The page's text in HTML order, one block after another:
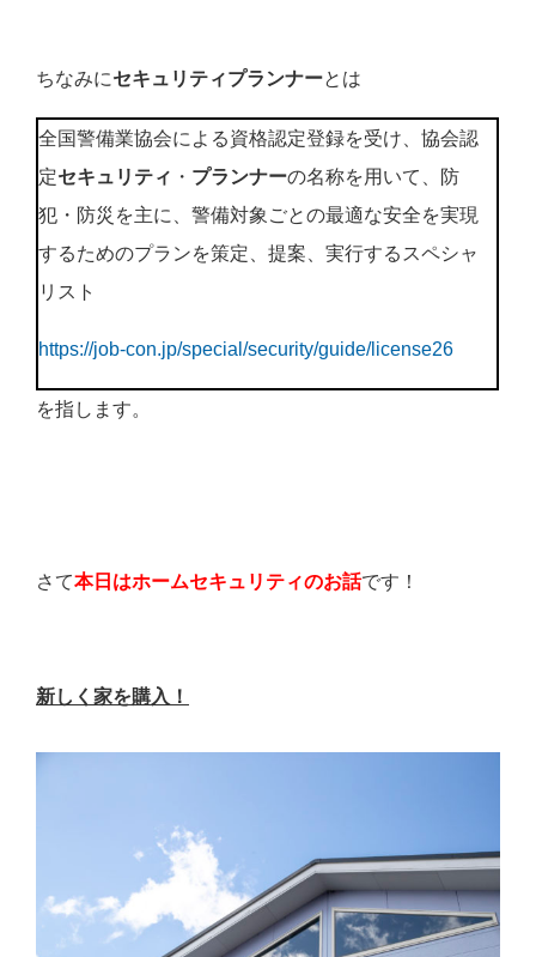
ちなみにセキュリティプランナーとは
全国警備業協会による資格認定登録を受け、協会認
定セキュリティ ・ プランナーの名称を用いて、防
犯・防災を主に、警備対象ごとの最適な安全を実現
するためのプランを策定、提案、実行するスペシャ
リスト
https://job-con.jp/special/security/guide/license26
を指します。
さて本日はホームセキュリティのお話です！
新しく家を購入！